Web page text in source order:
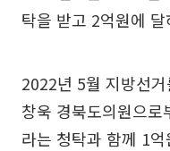
탁을 받고 2억원에
2022년 5월 지방선
창욱 경북도의원으
라는 청탁과 함께 1